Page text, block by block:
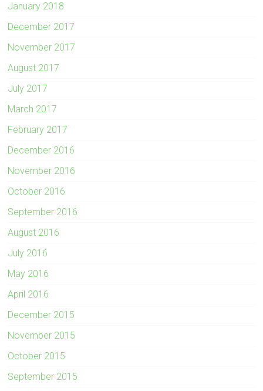
January 2018
December 2017
November 2017
August 2017
July 2017
March 2017
February 2017
December 2016
November 2016
October 2016
September 2016
August 2016
July 2016
May 2016
April 2016
December 2015
November 2015
October 2015
September 2015